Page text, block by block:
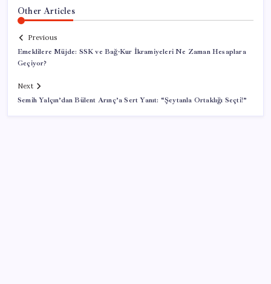
Other Articles
Previous
Emeklilere Müjde: SSK ve Bağ-Kur İkramiyeleri Ne Zaman Hesaplara
Geçiyor?
Next
Semih Yalçın’dan Bülent Arınç’a Sert Yanıt: “Şeytanla Ortaklığı Seçti!”